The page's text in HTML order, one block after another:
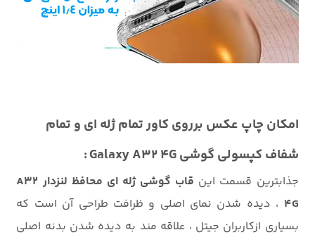
امکان چاپ عکس برروی کاور تمام ژله ای و تمام
شفاف کپسولی گوشی Galaxy A32 4G :
جذابترین قسمت این
قاب گوشی ژله ای محافظ لنزدار A32
4G ، دیده شدن نمای اصلی و ظرافت طراحی آن است که
بسیاری ازکاربران جیتل ، علاقه مند به دیده شدن بدنه اصلی